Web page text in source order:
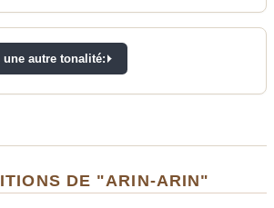
autre tonalité:
DE "ARIN-ARIN"